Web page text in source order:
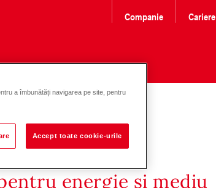
Companie Cariere
energie și mediu
a îmbunătăți navigarea pe site, pentru
Accept toate cookie-urile